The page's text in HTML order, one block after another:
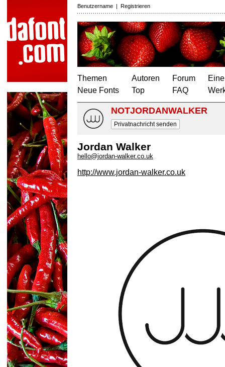
Benutzername | Registrieren
Themen
Neue Fonts
Autoren
Top
Forum
FAQ
NOTJORDANWALKER
Privatnachricht senden
Jordan Walker
hello@jordan-walker.co.uk
http://www.jordan-walker.co.uk